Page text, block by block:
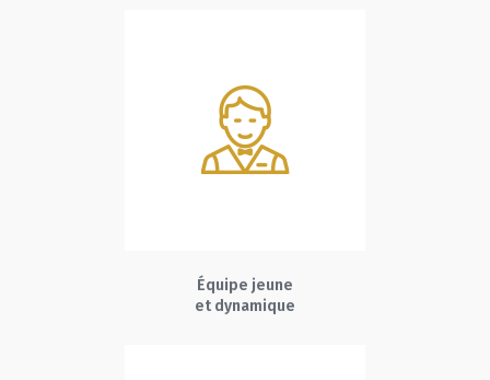
Équipe jeune
et dynamique